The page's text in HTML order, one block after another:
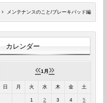
メンテナンスのこと/ブレーキパッド編
カレンダー
«1月 »
日 月 火 水 木 金 土
1 2 3 4 5